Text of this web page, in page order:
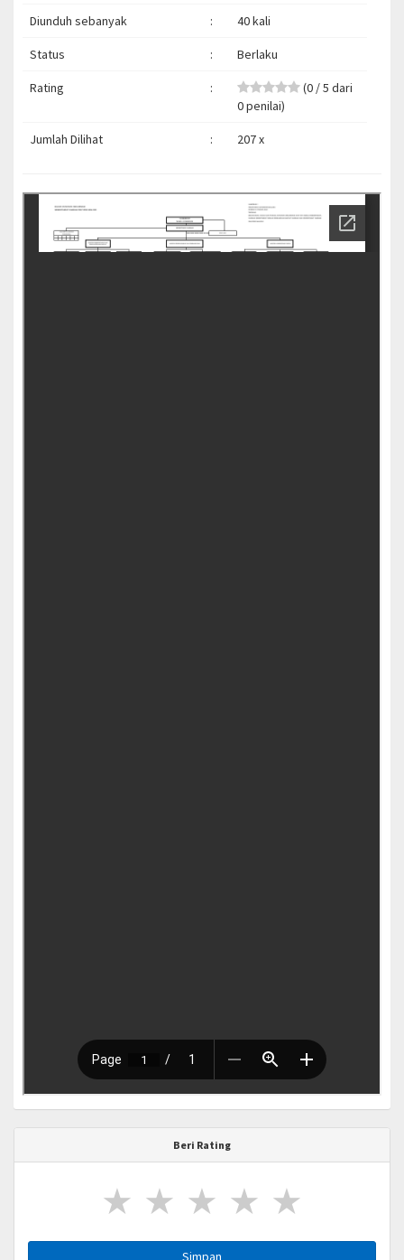
Diunduh sebanyak : 40 kali
Status : Berlaku
Rating :
(0 / 5 dari
0 penilai)
Jumlah Dilihat : 207 x
Beri Rating
★
★
★
★
★
Simpan